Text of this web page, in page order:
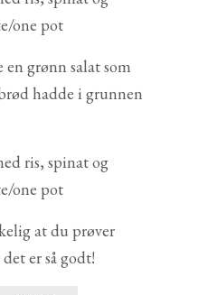
en grønn salat som
hadde i grunnen
at du prøver
er så godt!